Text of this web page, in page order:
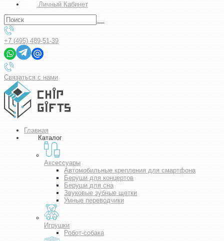
Личный Кабинет
+7 (495) 489-51-39
Связаться с нами
Главная
Каталог
Аксессуары
Автомобильные крепления для смартфона
Беруши для концертов
Беруши для сна
Звуковые зубные щетки
Умные переводчики
Игрушки
Робот-собака